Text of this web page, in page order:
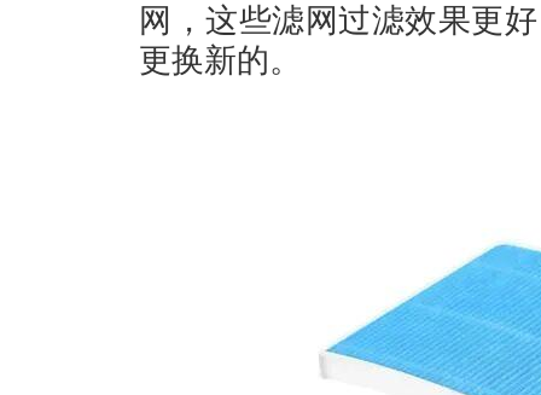
网，这些滤网过滤效果更
更换新的。